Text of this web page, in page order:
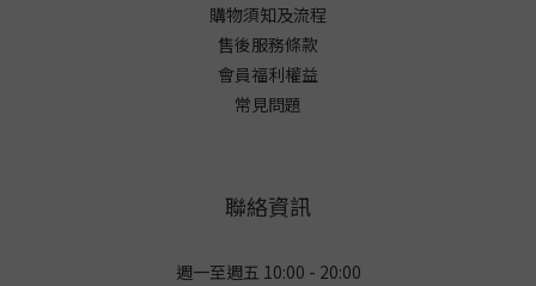
購物須知及流程
售後服務條款
會員福利權益
常見問題
聯絡資訊
週一至週五 10:00 - 20:00